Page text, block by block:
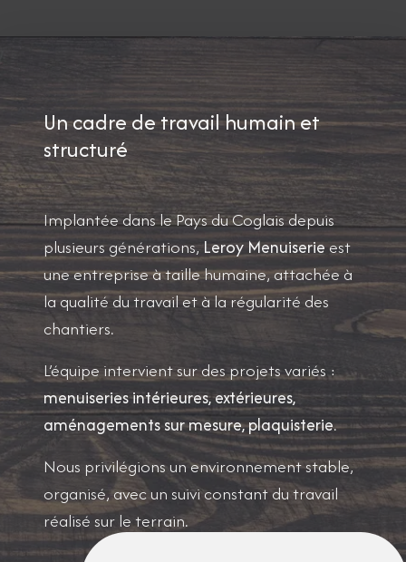
Un cadre de travail humain et
structuré
Implantée dans le Pays du Coglais depuis
plusieurs générations,Leroy Menuiserieest
une entreprise à taille humaine, attachée à
la qualité du travail et à la régularité des
chantiers.
L’équipe intervient sur des projets variés :
menuiseries intérieures, extérieures,
aménagements sur mesure, plaquisterie.
Nous privilégions un environnement stable,
organisé, avec un suivi constant du travail
réalisé sur le terrain.